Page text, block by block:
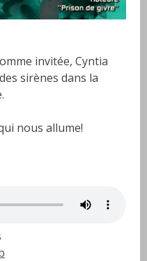
invitée, Cyntia
sirènes dans la
nous allume!